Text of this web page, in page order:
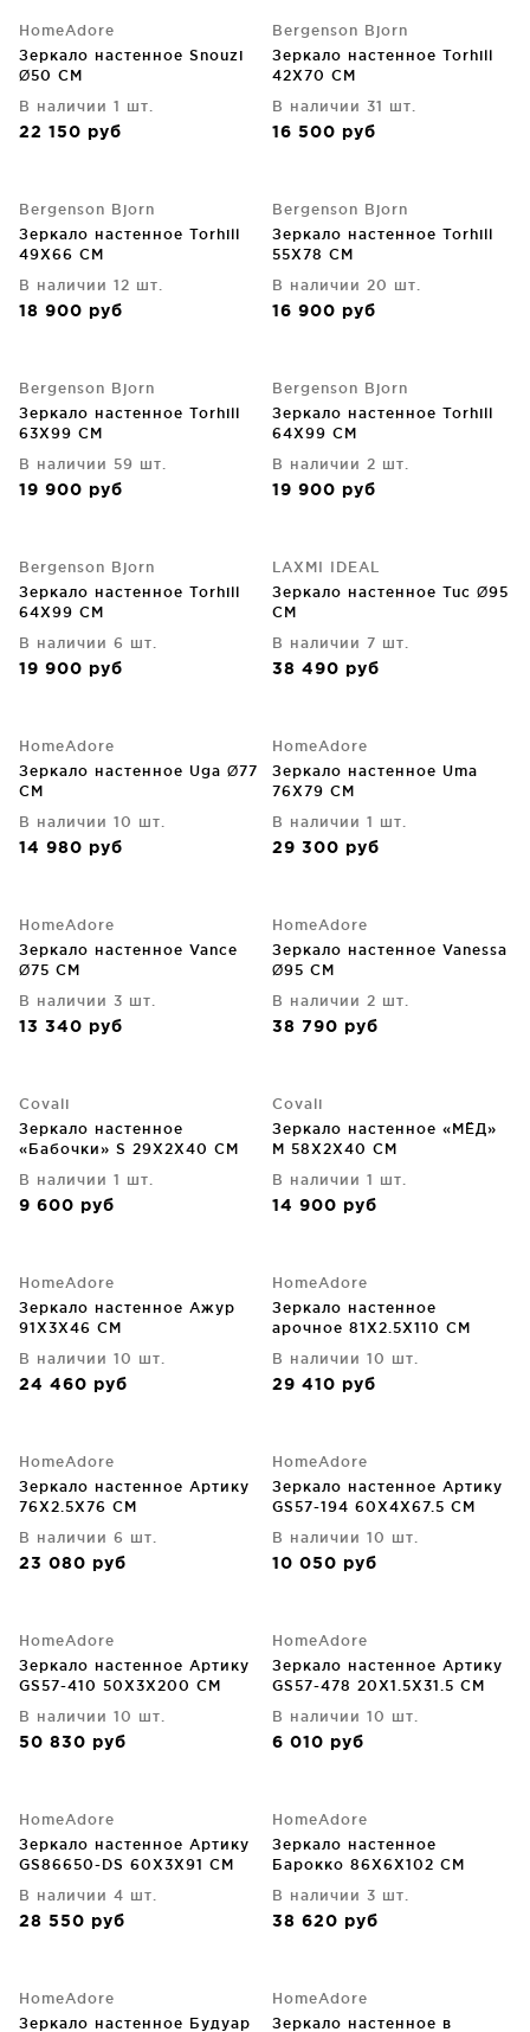
HomeAdore
Зеркало настенное Snouzi
Ø50 CM
В наличии 1 шт.
22 150 руб
Bergenson Bjorn
Зеркало настенное Torhill
42X70 CM
В наличии 31 шт.
16 500 руб
Bergenson Bjorn
Зеркало настенное Torhill
49X66 CM
В наличии 12 шт.
18 900 руб
Bergenson Bjorn
Зеркало настенное Torhill
55X78 CM
В наличии 20 шт.
16 900 руб
Bergenson Bjorn
Зеркало настенное Torhill
63X99 CM
В наличии 59 шт.
19 900 руб
Bergenson Bjorn
Зеркало настенное Torhill
64X99 CM
В наличии 2 шт.
19 900 руб
Bergenson Bjorn
Зеркало настенное Torhill
64X99 CM
В наличии 6 шт.
19 900 руб
LAXMI IDEAL
Зеркало настенное Tuc Ø95
CM
В наличии 7 шт.
38 490 руб
HomeAdore
Зеркало настенное Uga Ø77
CM
В наличии 10 шт.
14 980 руб
HomeAdore
Зеркало настенное Uma
76X79 CM
В наличии 1 шт.
29 300 руб
HomeAdore
Зеркало настенное Vance
Ø75 CM
В наличии 3 шт.
13 340 руб
HomeAdore
Зеркало настенное Vanessa
Ø95 CM
В наличии 2 шт.
38 790 руб
Covali
Зеркало настенное
«Бабочки» S 29X2X40 CM
В наличии 1 шт.
9 600 руб
Covali
Зеркало настенное «МЁД»
M 58X2X40 CM
В наличии 1 шт.
14 900 руб
HomeAdore
Зеркало настенное Ажур
91X3X46 CM
В наличии 10 шт.
24 460 руб
HomeAdore
Зеркало настенное
арочное 81X2.5X110 CM
В наличии 10 шт.
29 410 руб
HomeAdore
Зеркало настенное Артику
76X2.5X76 CM
В наличии 6 шт.
23 080 руб
HomeAdore
Зеркало настенное Артику
GS57-194 60X4X67.5 CM
В наличии 10 шт.
10 050 руб
HomeAdore
Зеркало настенное Артику
GS57-410 50X3X200 CM
В наличии 10 шт.
50 830 руб
HomeAdore
Зеркало настенное Артику
GS57-478 20X1.5X31.5 CM
В наличии 10 шт.
6 010 руб
HomeAdore
Зеркало настенное Артику
GS86650-DS 60X3X91 CM
В наличии 4 шт.
28 550 руб
HomeAdore
Зеркало настенное
Барокко 86X6X102 CM
В наличии 3 шт.
38 620 руб
HomeAdore
Зеркало настенное Будуар
HomeAdore
Зеркало настенное в